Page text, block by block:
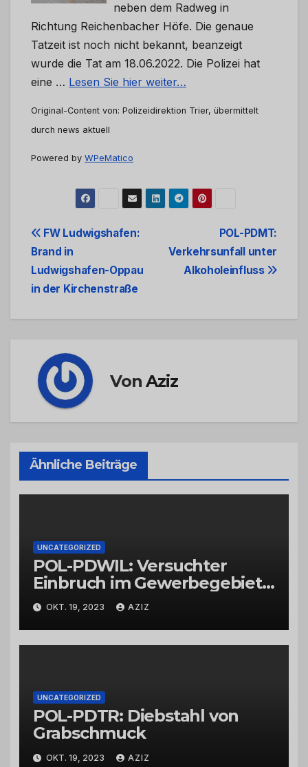
neben dem Radweg in
Richtung Reichenbacher Höfe. Die genaue
Tatzeit ist noch nicht bekannt, beanzeigt
wurde die Tat am 18.06.2022. Die Polizei hat
eine … Lesen Sie hier weiter…
Original-Content von: Polizeidirektion Trier, übermittelt
durch news aktuell
Powered by WPeMatico
Beitrags-
Navigation
POL-PDMT:
Verkehrsunfall unter
Alkoholeinfluss
FW Ludwigshafen:
Brand in
Ludwigshafen-Oppau
in der Kirchenstraße
VonAziz
Ähnliche Beiträge
UNCATEGORIZED
POL-PDWIL: Versuchter
Einbruch im Gewerbegebiet
Wittlich
OKT. 19, 2023 AZIZ
UNCATEGORIZED
POL-PDTR: Diebstahl von
Grabschmuck
OKT. 19, 2023 AZIZ